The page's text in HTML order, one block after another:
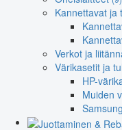
Kannettavat ja
Verkot ja
Värikasetit ja
HP-
Muiden